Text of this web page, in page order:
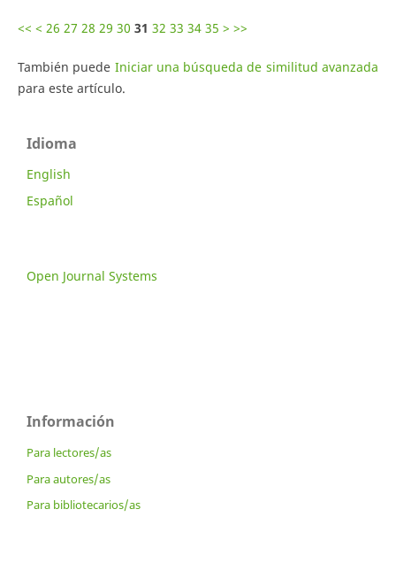
<< < 26 27 28 29 30 31 32 33 34 35 > >>
También puede Iniciar una búsqueda de similitud avanzada
para este artículo.
Idioma
English
Español
Open Journal Systems
Información
Para lectores/as
Para autores/as
Para bibliotecarios/as